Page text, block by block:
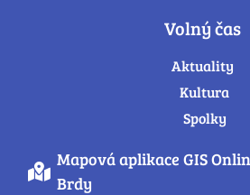
Volný čas
Aktuality
Kultura
Spolky
Mapová aplikace GIS
Brdy